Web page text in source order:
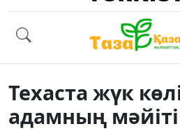
Техаста жүк
адамның